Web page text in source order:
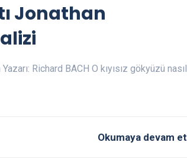
Jonathan
Richard BACH O kıyısız gökyüzü nasıl
Okumaya devam et